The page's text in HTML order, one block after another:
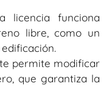
licencia funciona
libre, como un
permite modificar
que garantiza la